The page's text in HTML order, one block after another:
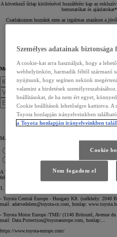
A következő űrlap kitöltésével hozzáférést kap az
bemutatókat és
Csatlakozzon hozzánk ezen az izgalmas utazáson a
Meséljen egy kicsit magáról
MAGÁN- VAGY ÜZLETI CÉLLAL SZERETNE
A Toyota Central Europe - Hungary Kft. (TCE)
feliratkozó érdeklődőket a hírlevél-szolgáltatással
1. Az adatkezelők megnevezése, elérhetősége:
- Toyota Central Europe - Hungary Kft. (székhely: 2040
mail: adatvedelem@toyota-ce.com , honlap:
- Toyota Motor Europe /TME/ (1140 Brüsszel, Avenue
mail: Data.Protection@toyotaeurope.com , honlap:...
https://www.toyota-europe.com/
Személyes adatainak biztonsága
A cookie-kat arra használjuk, hogy a
webhelyünkön, harmadik féltől származó
nyújtsunk, hogy segítsen nekünk
valamint a hirdetések
beállításokat, de ha nem ért egyet,
Cookie beállítások lehetőségre kattintva. A
Toyota honlapján irányelveinkben
a Toyota honlapján irányelveinkben
Cookie
Nem fogadom el